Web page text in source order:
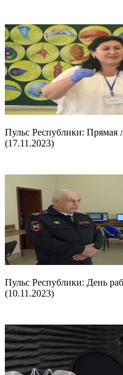
Пульс Республики: Прямая
(17.11.2023)
Пульс Республики: День
(10.11.2023)